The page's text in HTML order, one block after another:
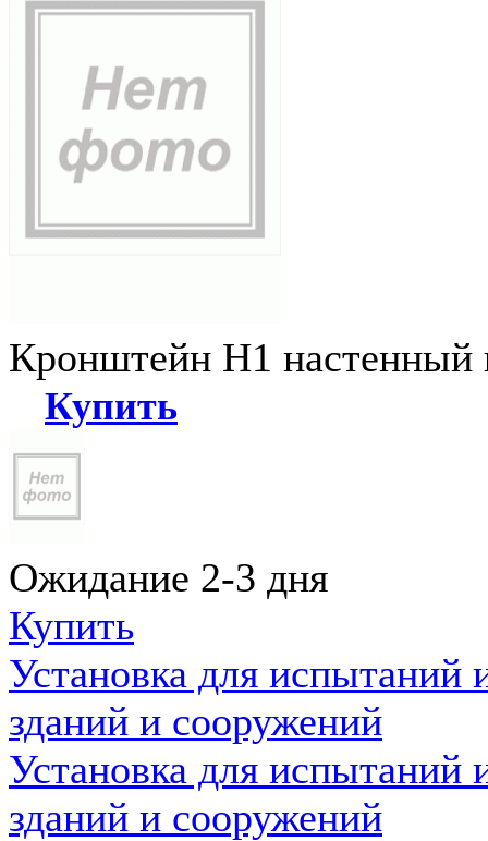
Кронштейн Н1
Купить
Ожидание 2-3 дня
Купить
Установка для испытаний
зданий и сооружений
Установка для испытаний
зданий и сооружений